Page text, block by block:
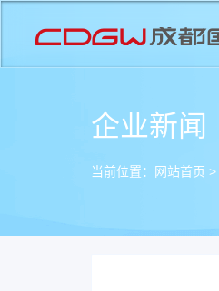
企业新闻
当前位置： 网站首页 >